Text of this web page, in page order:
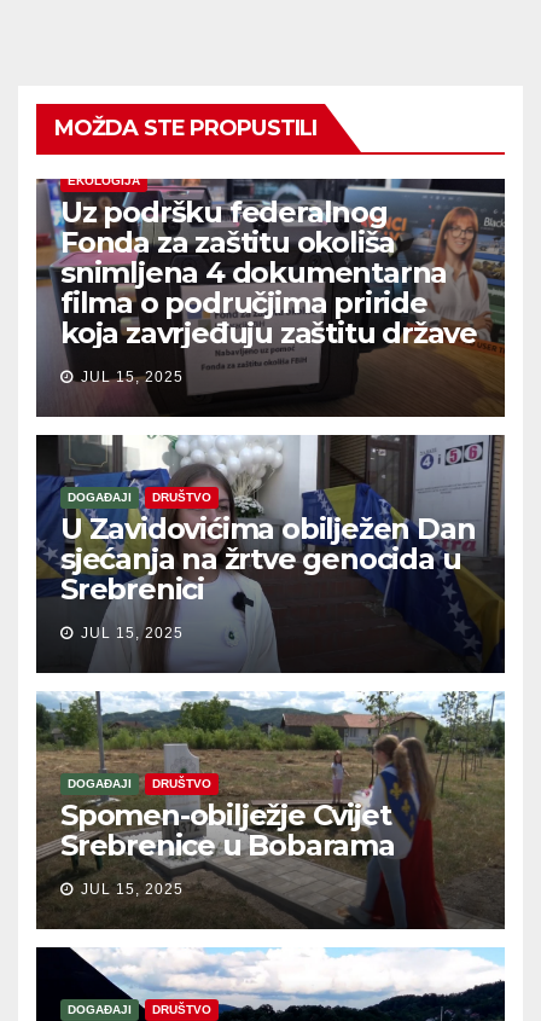
MOŽDA STE PROPUSTILI
EKOLOGIJA
Uz podršku federalnog
Fonda za zaštitu okoliša
snimljena 4 dokumentarna
filma o područjima priride
koja zavrjeđuju zaštitu države
JUL 15, 2025
DOGAĐAJI DRUŠTVO
U Zavidovićima obilježen Dan
sjećanja na žrtve genocida u
Srebrenici
JUL 15, 2025
DOGAĐAJI DRUŠTVO
Spomen-obilježje Cvijet
Srebrenice u Bobarama
JUL 15, 2025
DOGAĐAJI DRUŠTVO